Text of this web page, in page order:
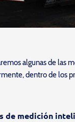
algunas de las
dentro de los
de medición